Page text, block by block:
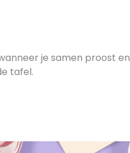
je samen proost en
tafel.